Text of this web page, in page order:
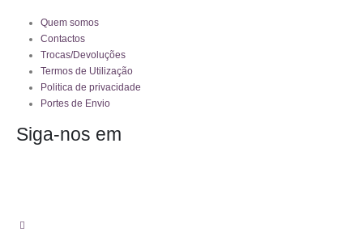
Quem somos
Contactos
Trocas/Devoluções
Termos de Utilização
Politica de privacidade
Portes de Envio
Siga-nos em